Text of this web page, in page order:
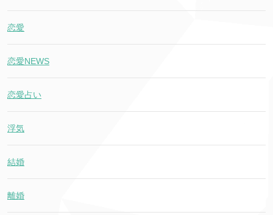
恋愛
恋愛NEWS
恋愛占い
浮気
結婚
離婚